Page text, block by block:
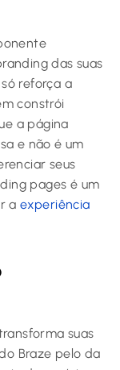
das suas
reforça a
constrói
a página
e não é um
seus
pages é um
aexperiência
suas
Braze pelo da